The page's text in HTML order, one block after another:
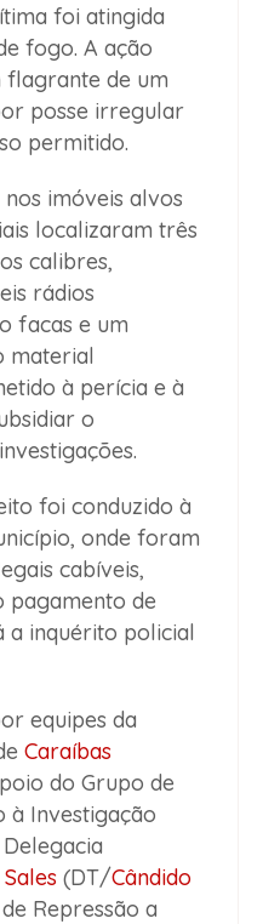
foi atingida
fogo. A ação
flagrante de um
posse irregular
permitido.
imóveis alvos
localizaram três
calibres,
rádios
facas e um
material
à perícia e à
o
foi conduzido à
onde foram
cabíveis,
pagamento de
a inquérito policial
equipes da
Caraíbas
do Grupo de
à Investigação
(DT/Cândido
Repressão a